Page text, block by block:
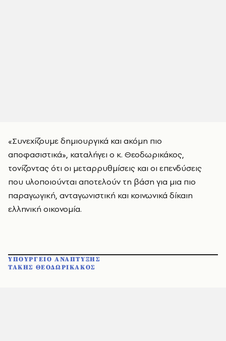
«Συνεχίζουμε δημιουργικά και ακόμη πιο
αποφασιστικά», καταλήγει ο κ. Θεοδωρικάκος,
τονίζοντας ότι οι μεταρρυθμίσεις και οι επενδύσεις
που υλοποιούνται αποτελούν τη βάση για μια πιο
παραγωγική, ανταγωνιστική και κοινωνικά δίκαιη
ελληνική οικονομία.
ΥΠΟΥΡΓΕΙΟ ΑΝΑΠΤΥΞΗΣ
ΤΑΚΗΣ ΘΕΟΔΩΡΙΚΑΚΟΣ